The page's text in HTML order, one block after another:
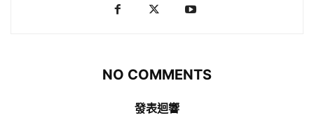
NO COMMENTS
發表迴響